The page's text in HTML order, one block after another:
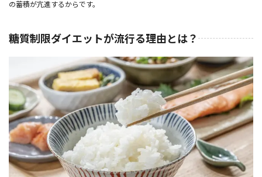
の蓄積が亢進するからです。
糖質制限ダイエットが流行る理由とは？